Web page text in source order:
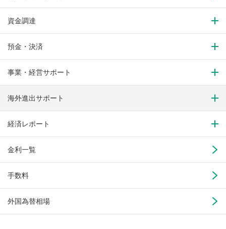
資金調達
預金・決済
事業・経営サポート
海外進出サポート
経済レポート
金利一覧
手数料
外国為替相場